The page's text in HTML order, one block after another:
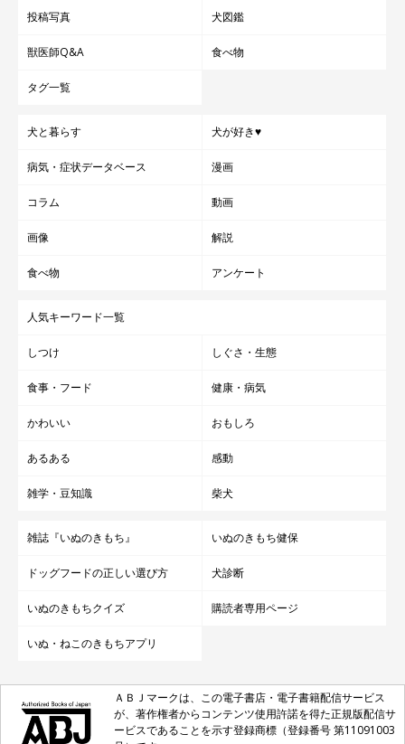
投稿写真 犬図鑑
獣医師Q&A 食べ物
タグ一覧
犬と暮らす 犬が好き♥
病気・症状データベース 漫画
コラム 動画
画像 解説
食べ物 アンケート
人気キーワード一覧
しつけ しぐさ・生態
食事・フード 健康・病気
かわいい おもしろ
あるある 感動
雑学・豆知識 柴犬
雑誌『いぬのきもち』 いぬのきもち健保
ドッグフードの正しい選び方 犬診断
いぬのきもちクイズ 購読者専用ページ
いぬ・ねこのきもちアプリ
ＡＢＪマークは、この電子書店・電子書籍配信サービス
が、著作権者からコンテンツ使用許諾を得た正規版配信サ
ービスであることを示す登録商標（登録番号 第11091003